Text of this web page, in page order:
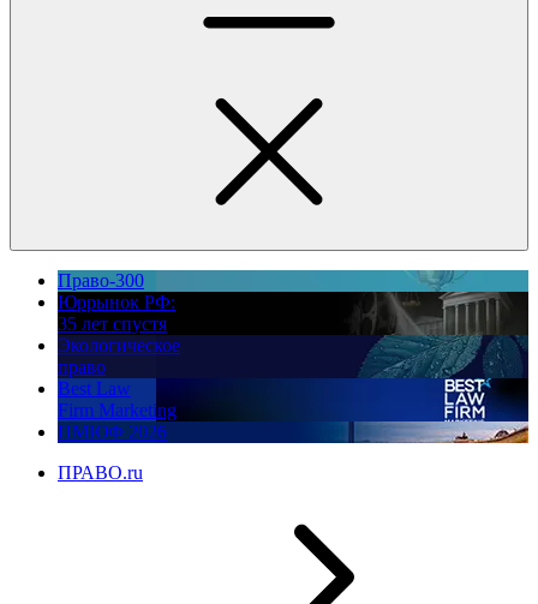
Право-300
Юррынок РФ:
35 лет спустя
Экологическое
право
Best Law
Firm Marketing
ПМЮФ 2026
ПРАВО.ru